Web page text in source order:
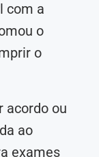
com a
o
o
acordo ou
ao
exames